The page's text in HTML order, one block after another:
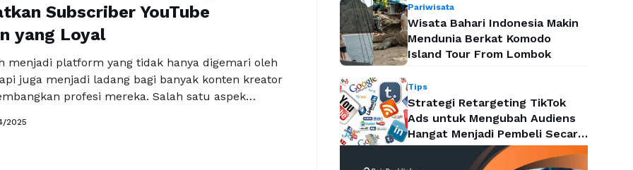
Subscriber YouTube
yang Loyal
menjadi platform yang tidak hanya digemari oleh
juga menjadi ladang bagi banyak konten kreator
profesi mereka. Salah satu aspek
subscriber YouTube permanen yang
2025
Pariwisata
Wisata Bahari Indonesia Makin
Mendunia Berkat Komodo
Island Tour From Lombok
Tips
Strategi Retargeting TikTok
Ads untuk Mengubah Audiens
Hangat Menjadi Pembeli Secara
Efektif